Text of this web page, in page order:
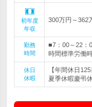
初年度
年収
300万円～362
勤務
時間
■7：00～22：
時間標準労働
休日
休暇
【年間休日
夏季休暇慶弔